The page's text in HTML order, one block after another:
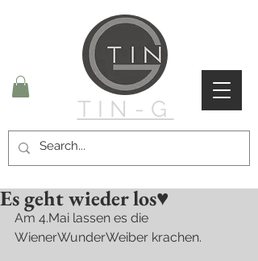
TIN-G
Es geht wieder los♥
Am 4.Mai lassen es die
WienerWunderWeiber krachen.